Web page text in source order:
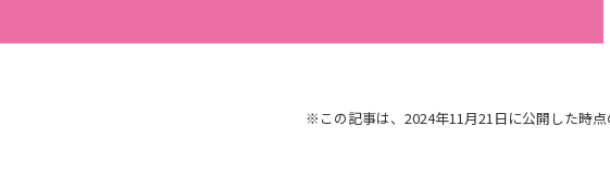
※この記事は、2024年11月21日に公開した時点